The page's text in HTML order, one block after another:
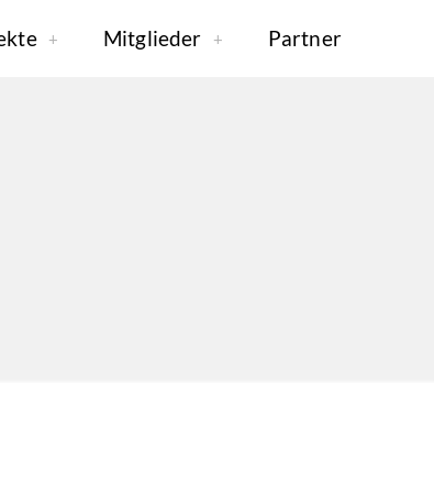
Mitglieder Partner